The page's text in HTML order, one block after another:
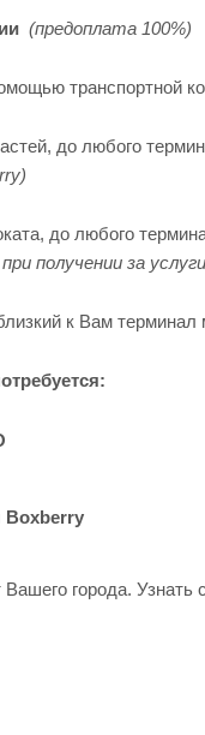
(предоплата 100%)
транспортной
до любого
до любого
получении за
к Вам терминал
города.